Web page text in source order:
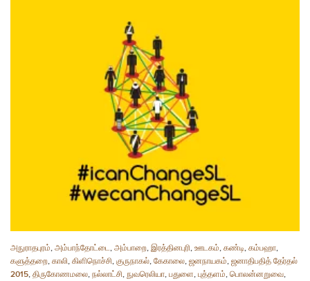
அநுராதபுரம், அம்பாந்தோட்டை, அம்பாறை, இரத்தினபுரி, ஊடகம், கண்டி, கம்பஹா,
களுத்தறை, காலி, கிளிநொச்சி, குருநாகல், கேகாலை, ஜனநாயகம், ஜனாதிபதித் தேர்தல்
2015, திருகோணமலை, நல்லாட்சி, நுவரெலியா, பதுளை, புத்தளம், பொலன்னறுவை,